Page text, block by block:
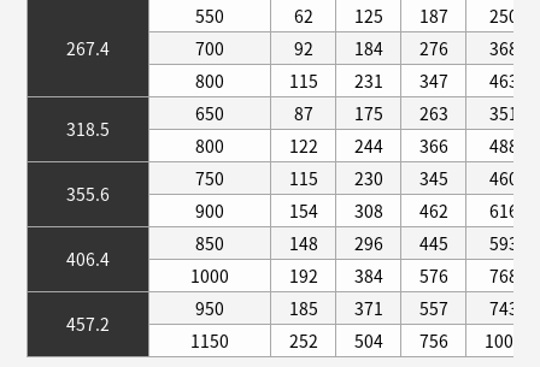
267.4
550 62 125 187
250
700
92 184 276
368
800
115 231 347
463
318.5
650 87 175 263
351
800
122 244 366
488
355.6
750 115 230 345
460
900
154 308 462
616
406.4
850 148 296 445
593
1000
192 384 576
768
457.2
950 185 371 557
743
1150
252 504 756 1008